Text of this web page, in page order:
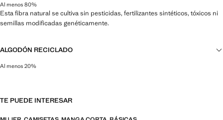
Al menos 80%
Esta fibra natural se cultiva sin pesticidas, fertilizantes sintéticos, tóxicos ni
semillas modificadas genéticamente.
ALGODÓN RECICLADO
Al menos 20%
TE PUEDE INTERESAR